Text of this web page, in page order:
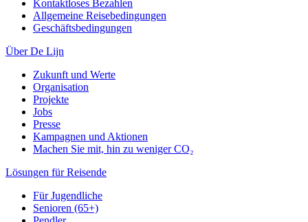
Kontaktloses Bezahlen
Allgemeine Reisebedingungen
Geschäftsbedingungen
Über De Lijn
Zukunft und Werte
Organisation
Projekte
Jobs
Presse
Kampagnen und Aktionen
Machen Sie mit, hin zu weniger CO₂
Lösungen für Reisende
Für Jugendliche
Senioren (65+)